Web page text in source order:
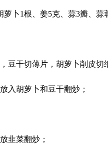
萝卜1根、姜5克、蒜3瓣、
豆干切薄片，胡萝卜削皮切
入胡萝卜和豆干翻炒；
韭菜翻炒；